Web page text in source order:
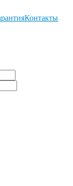
Контакты